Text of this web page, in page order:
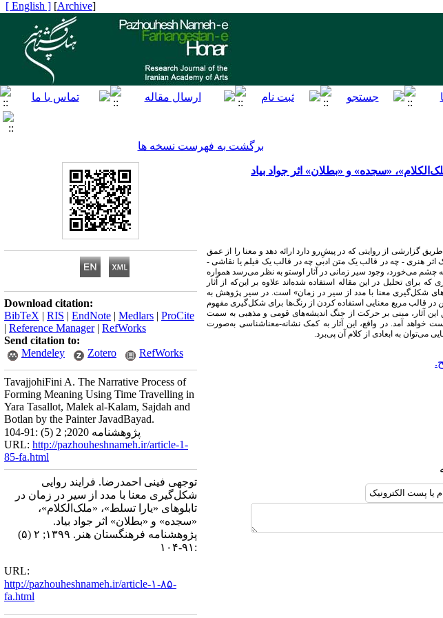
[
Archive
]
[ English ]
برگشت به فهرست نسخه ها
«سجده» و «بطلان» اثر جواد بیاد
گزارشی از روایتی که در پیشِ‌رو دارد ارائه دهد و معنا را از عمق
اثر هنری - چه در قالب یک متن ادبی چه در قالب یک فیلم یا نقاشی -
چشم می‌خورد، وجود سیر زمانی در آثار اوستو به نظر می‌رسد همواره
تحلیل در این مقاله استفاده شده‌اند علاوه بر این‌که از آثار
شکل‌گیری معنا با مدد از سیر در زمان» ‌است. در سیر پژوهش به
قالب مربع معنایی استفاده کردن از رنگ‌ها برای شکل‌گیری مفهوم
این آثار، مبنی بر حرکت از جنگ اندیشه‌های قومی و مذهبی به سمت
خواهد آمد. در واقع، این آثار به کمک نشانه-معناشناسی به‌صورت
به ابعادی از کلام آن پی‌برد.
Download citation:
BibTeX | RIS | EndNote | Medlars | ProCite
| Reference Manager| RefWorks
Send citation to:
Mendeley
Zotero RefWorks
TavajjohiFini A. The Narrative Process of
Forming Meaning Using Time Travelling in
Yara Tasallot, Malek al-Kalam, Sajdah and
Botlan by the Painter JavadBayad.
پژوهشنامه 2020; 2 (5) :91-104
URL: http://pazhouheshnameh.ir/article-1-
85-fa.html
توجهی فینی احمدرضا. فرایند روایی
شکل‌گیری معنا با مدد از سیر در زمان در
تابلوهای «یارا تسلط»، «ملک‌الکلام»،
«سجده» و «بطلان» اثر جواد بیاد.
پژوهشنامه فرهنگستان هنر. ۱۳۹۹; ۲ (۵)
:۹۱-۱۰۴
URL:
http://pazhouheshnameh.ir/article-۱-۸۵-
fa.html